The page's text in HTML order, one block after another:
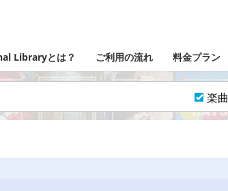
Libraryとは？ ご利用の流れ 料金プラン
楽曲